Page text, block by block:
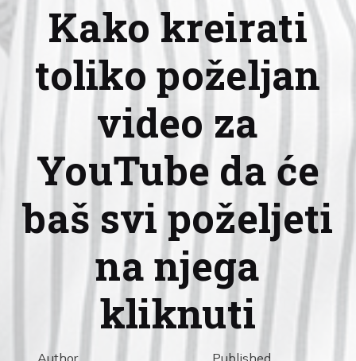
Kako kreirati
toliko poželjan
video za
YouTube da će
baš svi poželjeti
na njega
kliknuti